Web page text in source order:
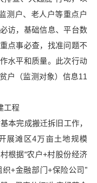
测户、老人户等重点户
访，基础信息、平台数
点事必查，找准问题不
水平和质量。此次行动
户
（监测对象） 信息11
工程
完成搬迁拆旧工作，
展滩区4万亩土地规模
根据“农户+村股份经济
+金融部门+保险公司”